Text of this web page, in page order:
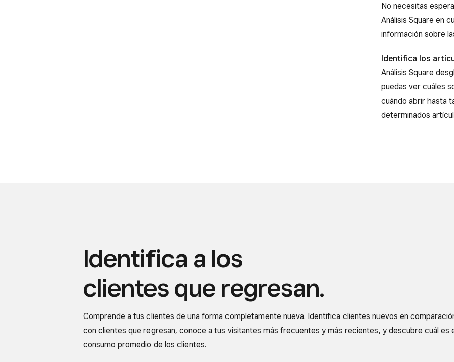
No necesitas
Análisis Square en
información sobre
Identifica los
Análisis Square
puedas ver cuáles
cuándo abrir hasta
determinados
Identifica a los
clientes que regresan.
Comprende a tus clientes de una forma completamente nueva. Identifica clientes nuevos en
con clientes que regresan, conoce a tus visitantes más frecuentes y más recientes, y descubre cuál es
consumo promedio de los clientes.